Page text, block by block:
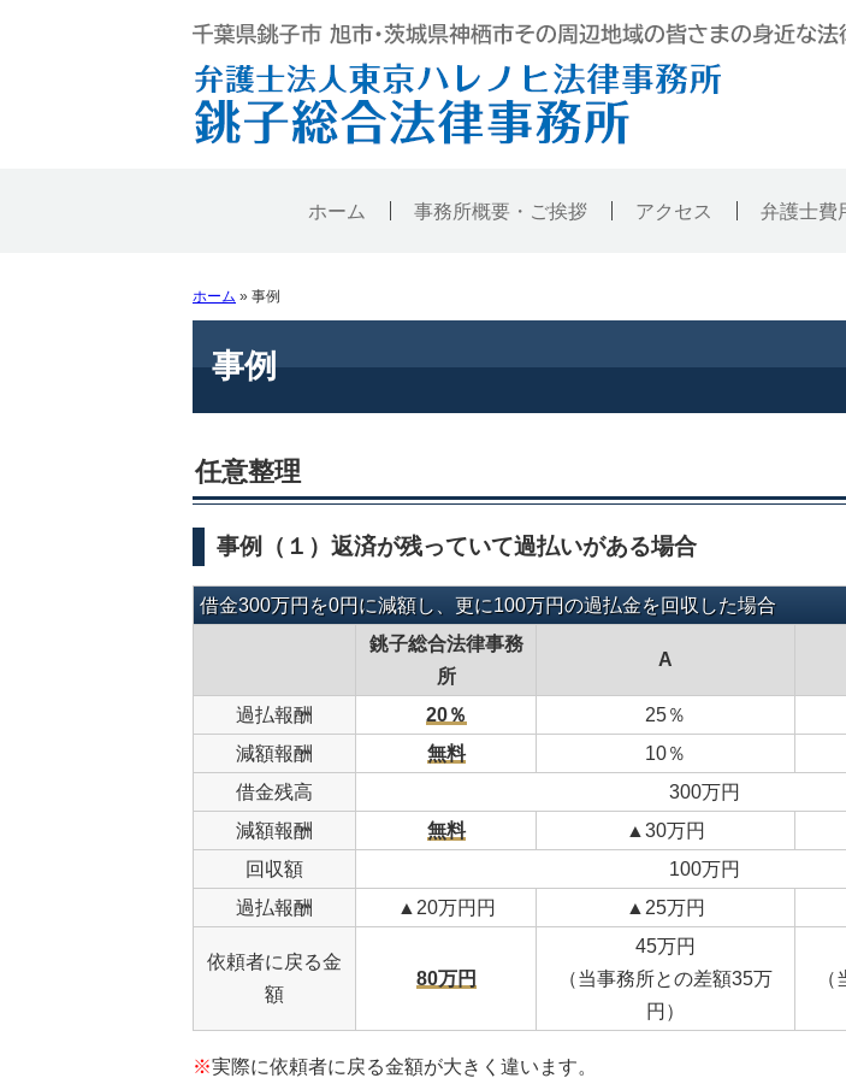
弁護士法人
ホーム 事務所概要・ご挨拶 アクセス 弁護士費
ホーム » 事例
事例
任意整理
事例（１）返済が残っていて過払いがある場合
借金300万円を0円に減額し、更に100万円の過払金を回収した場合
銚子総合法律事務
所
A
過払報酬 20％ 25％
減額報酬
無料 10％
借金残高
300万円
減額報酬
無料 ▲30万円
回収額
100万円
過払報酬
▲20万円円 ▲25万円
依頼者に戻る金
額
80万円
45万円
（当事務所との差額35万
円）
※実際に依頼者に戻る金額が大きく違います。